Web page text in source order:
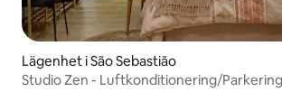
Lägenhet i São Sebastião
Studio Zen - Luftkonditionering/